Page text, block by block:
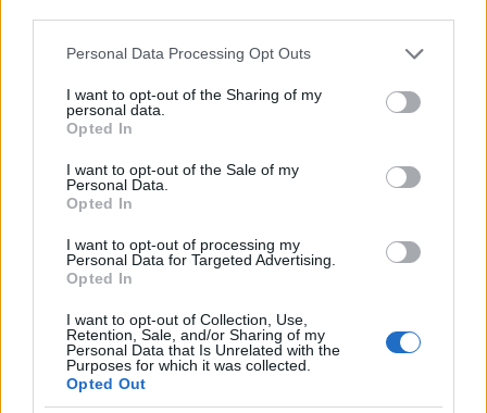
Please note that this website/app uses one or more Google
not limited to your visit or usage behaviour. You may click to
grant or deny consent to Google and its third-party tags to
use your data for below specified purposes in below Google
consent section.
Personal Data Processing Opt Outs
I want to opt-out of the Sharing of my
personal data.
Opted In
I want to opt-out of the Sale of my
Personal Data.
Opted In
I want to opt-out of processing my
Personal Data for Targeted Advertising.
Opted In
I want to opt-out of Collection, Use,
Retention, Sale, and/or Sharing of my
Personal Data that Is Unrelated with the
Purposes for which it was collected.
Opted Out
majom ezt a nevet (HAM).
1964. Bobby Fischer 50 ellenfélnek